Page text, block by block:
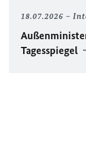
18.07.2026
Tagesspiegel